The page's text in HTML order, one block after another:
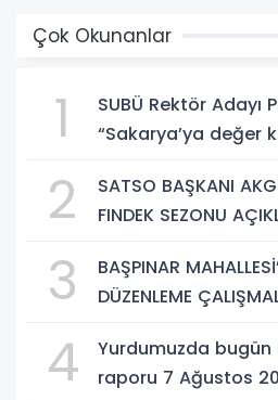
Çok Okunanlar
1
SUBÜ Rektör Adayı
“Sakarya’ya değer
2
SATSO BAŞKANI
FINDEK SEZONU
3
BAŞPINAR
DÜZENLEME
4
Yurdumuzda
raporu 7 Ağustos